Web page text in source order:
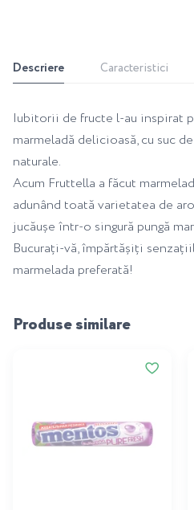
Descriere Caracteristici
Iubitorii de fructe l-au inspirat
marmeladă delicioasă, cu suc
naturale.
Acum Fruttella a făcut
adunând toată varietatea de
jucăușe într-o singură pungă
Bucurați-vă, împărtășiți
marmelada preferată!
Produse similare